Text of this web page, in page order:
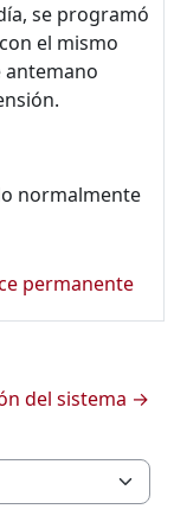
se programó
el mismo
antemano
normalmente
permanente
del sistema →